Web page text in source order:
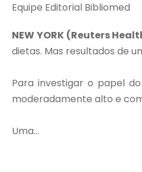
Equipe Editorial Bibliomed
NEW YORK (Reuters
dietas. Mas resultados de
Para investigar o papel
moderadamente alto e
Uma...